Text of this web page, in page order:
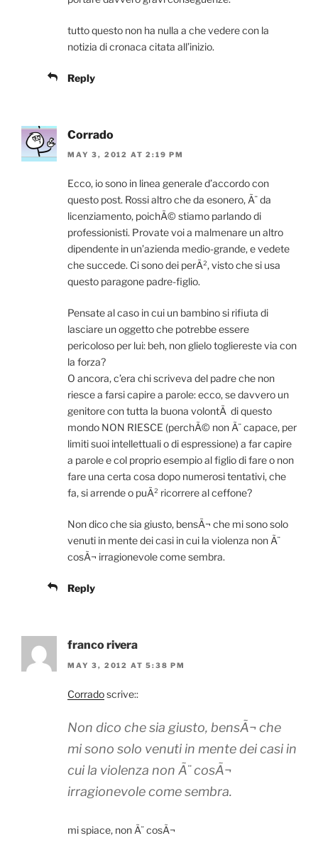
tutto questo non ha nulla a che vedere con la
notizia di cronaca citata all’inizio.
Reply
Corrado
MAY 3, 2012 AT 2:19 PM
Ecco, io sono in linea generale d’accordo con
questo post. Rossi altro che da esonero, Ã¨ da
licenziamento, poichÃ© stiamo parlando di
professionisti. Provate voi a malmenare un altro
dipendente in un’azienda medio-grande, e vedete
che succede. Ci sono dei perÃ², visto che si usa
questo paragone padre-figlio.
Pensate al caso in cui un bambino si rifiuta di
lasciare un oggetto che potrebbe essere
pericoloso per lui: beh, non glielo togliereste via con
la forza?
O ancora, c’era chi scriveva del padre che non
riesce a farsi capire a parole: ecco, se davvero un
genitore con tutta la buona volontÃ di questo
mondo NON RIESCE (perchÃ© non Ã¨ capace, per
limiti suoi intellettuali o di espressione) a far capire
a parole e col proprio esempio al figlio di fare o non
fare una certa cosa dopo numerosi tentativi, che
fa, si arrende o puÃ² ricorrere al ceffone?
Non dico che sia giusto, bensÃ¬ che mi sono solo
venuti in mente dei casi in cui la violenza non Ã¨
cosÃ¬ irragionevole come sembra.
Reply
franco rivera
MAY 3, 2012 AT 5:38 PM
Corradoscrive::
Non dico che sia giusto, bensÃ¬ che
mi sono solo venuti in mente dei casi in
cui la violenza non Ã¨ cosÃ¬
irragionevole come sembra.
mi spiace, non Ã¨ cosÃ¬